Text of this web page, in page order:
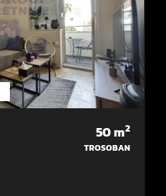
50m2
TROSOBAN